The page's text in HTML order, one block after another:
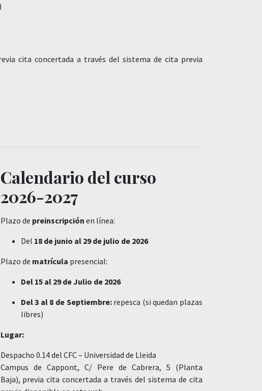
cita concertada a través del sistema de cita previa
Calendario del curso
2026-2027
Plazo de preinscripción en línea:
Del 18 de junio al 29 de julio de 2026
Plazo de matrícula presencial:
Del 15 al 29 de Julio de 2026
Del 3 al 8 de Septiembre:repesca (si quedan plazas
libres)
Lugar:
Despacho 0.14 del CFC – Universidad de Lleida
Campus de Cappont, C/ Pere de Cabrera, 5 (Planta
Baja), previa cita concertada a través del sistema de cita